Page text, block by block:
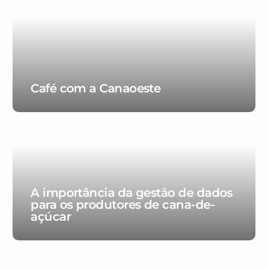
Café com a Canaoeste
A importância da gestão de dados
para os produtores de cana-de-
açúcar